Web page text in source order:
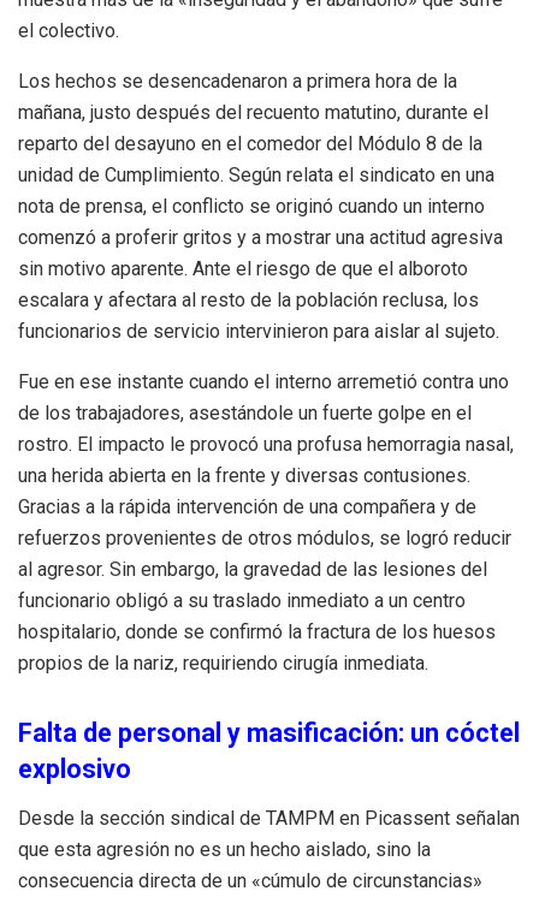
el colectivo.
Los hechos se desencadenaron a primera hora de la
mañana, justo después del recuento matutino, durante el
reparto del desayuno en el comedor del Módulo 8 de la
unidad de Cumplimiento. Según relata el sindicato en una
nota de prensa, el conflicto se originó cuando un interno
comenzó a proferir gritos y a mostrar una actitud agresiva
sin motivo aparente. Ante el riesgo de que el alboroto
escalara y afectara al resto de la población reclusa, los
funcionarios de servicio intervinieron para aislar al sujeto.
Fue en ese instante cuando el interno arremetió contra uno
de los trabajadores, asestándole un fuerte golpe en el
rostro. El impacto le provocó una profusa hemorragia nasal,
una herida abierta en la frente y diversas contusiones.
Gracias a la rápida intervención de una compañera y de
refuerzos provenientes de otros módulos, se logró reducir
al agresor. Sin embargo, la gravedad de las lesiones del
funcionario obligó a su traslado inmediato a un centro
hospitalario, donde se confirmó la fractura de los huesos
propios de la nariz, requiriendo cirugía inmediata.
Falta de personal y masificación: un cóctel
explosivo
Desde la sección sindical de TAMPM en Picassent señalan
que esta agresión no es un hecho aislado, sino la
consecuencia directa de un «cúmulo de circunstancias»